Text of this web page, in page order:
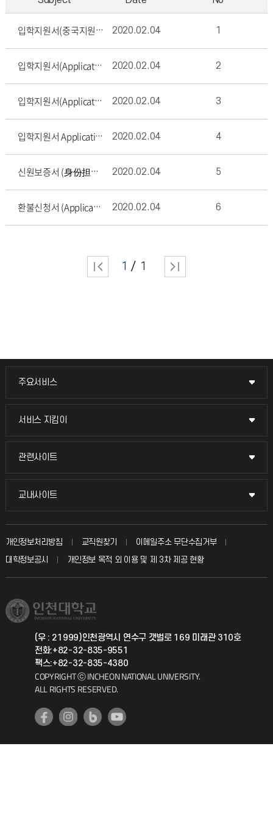
입학지원서(중국지원자용)/中国申请者入学申请表/Applications for Chinese 2020.02.04 1
입학지원서(Applications-Mongolia, Myanmar, Nepal, Russi 2020.02.04 2
입학지원서(Applications-Japan, Taiwan, USA, Europes, Ca 2020.02.04 3
입학지원서 Applications-those residing in Korea with F- 2020.02.04 4
신원보증서 (身份担保书, Letter of Sponsorship/Guarantee) 2020.02.04 5
환불신청서 (Application for Tuition Refund 学费退还申请表) 2020.02.04 6
1 1
주요서비스
주요서비스
교무회의방송
입학안내
취업정보(학생)
서비스 지킴이
서비스 지킴이
묻고 답하기
칭찬마당
학생서비스 지킴이
관련사이트
관련사이트
국방헬프콜
총동문회
교내사이트
교내사이트
교수회
교육혁신본부
국제지원과
공자아카데미
기초교육원
공학교육혁신센터
개인정보처리방침 교직원찾기
이메일주소 무단수집거부
대학정보공시
개인정보 목적 외 이용 및 제 3차 제공 현황
(우 : 21999)인천광역시 연수구 갯벌로 169 미래관 310호
전화:+82-32-835-9551
팩스:+82-32-835-4380
COPYRIGHT ⓒ INCHEON NATIONAL UNIVERSITY.
ALL RIGHTS RESERVED.